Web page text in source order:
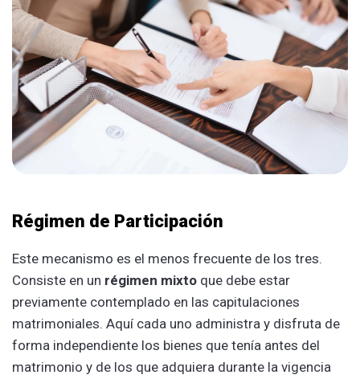
Régimen de Participación
Este mecanismo es el menos frecuente de los tres.
Consiste en un régimen mixto que debe estar
previamente contemplado en las capitulaciones
matrimoniales. Aquí cada uno administra y disfruta de
forma independiente los bienes que tenía antes del
matrimonio y de los que adquiera durante la vigencia